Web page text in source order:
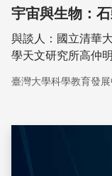
宇宙與生物：
與談人：國立清華
學天文研究所高仲
在宇宙中究竟是偶
源的蛛絲馬跡！
臺灣大學科學教育發